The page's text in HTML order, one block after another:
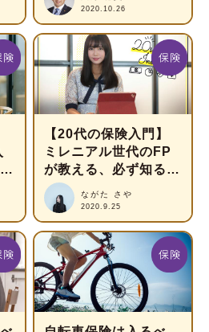
2020.10.26
【20代の保険入門】
ミレニアル世代のFP
が教える、必ず知るべ
き保険のポイント
ながた さや
2020.9.25